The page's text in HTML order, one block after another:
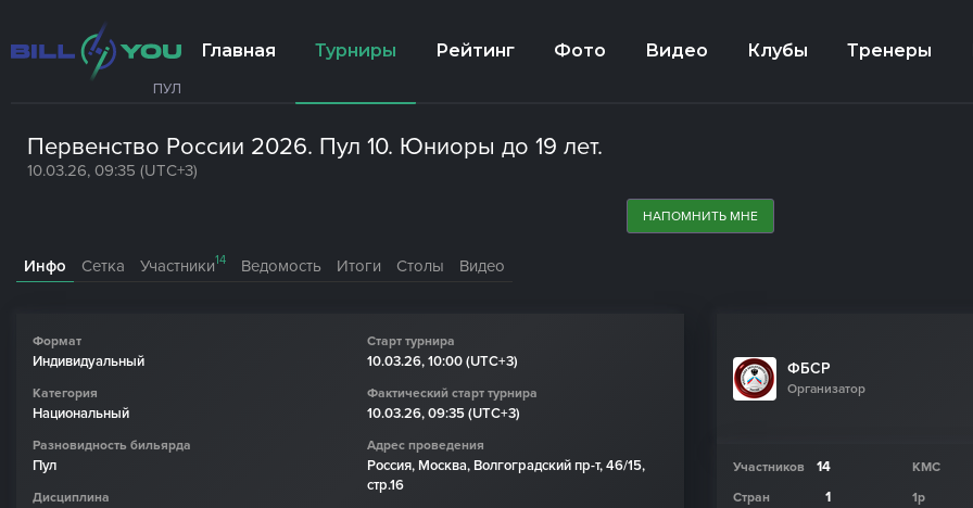
ПУЛ
Главная Турниры Рейтинг Фото Видео Клубы Тренеры
Первенство России 2026. Пул 10. Юниоры до 19 лет.
10.03.26, 09:35 (UTC+3)
НАПОМНИТЬ МНЕ
Инфо Сетка Участники14 Ведомость Итоги Столы Видео
Формат
Индивидуальный
Категория
Национальный
Разновидность бильярда
Пул
Дисциплина
Старт турнира
10.03.26, 10:00 (UTC+3)
Фактический старт турнира
10.03.26, 09:35 (UTC+3)
Адрес проведения
Россия, Москва, Волгоградский пр-т, 46/15,
стр.16
ФБСР
Организатор
Участников 14
Стран 1
КМС
1р